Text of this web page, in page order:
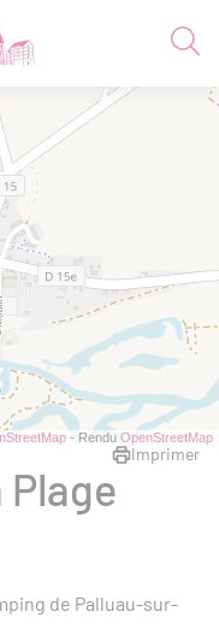
- Rendu OpenStreetMap
Imprimer
de Palluau-sur-